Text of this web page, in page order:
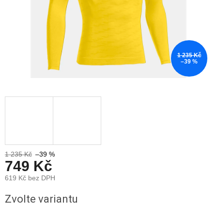
1 235 Kč
–39 %
1 235 Kč –39 %
749 Kč
619 Kč bez DPH
cena:
Zvolte variantu